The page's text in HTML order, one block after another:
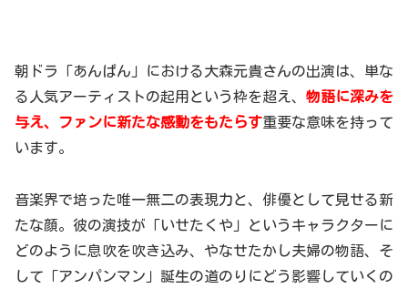
朝ドラ「あんぱん」における大森元貴さんの出演は、単な
る人気アーティストの起用という枠を超え、 物語に深みを
与え、ファンに新たな感動をもたらす重要な意味を持って
います。
音楽界で培った唯一無二の表現力と、俳優として見せる新
たな顔。彼の演技が「いせたくや」というキャラクターに
どのように息吹を吹き込み、やなせたかし夫婦の物語、そ
して「アンパンマン」誕生の道のりにどう影響していくの